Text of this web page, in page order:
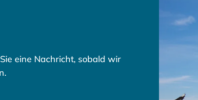
eine Nachricht, sobald wir